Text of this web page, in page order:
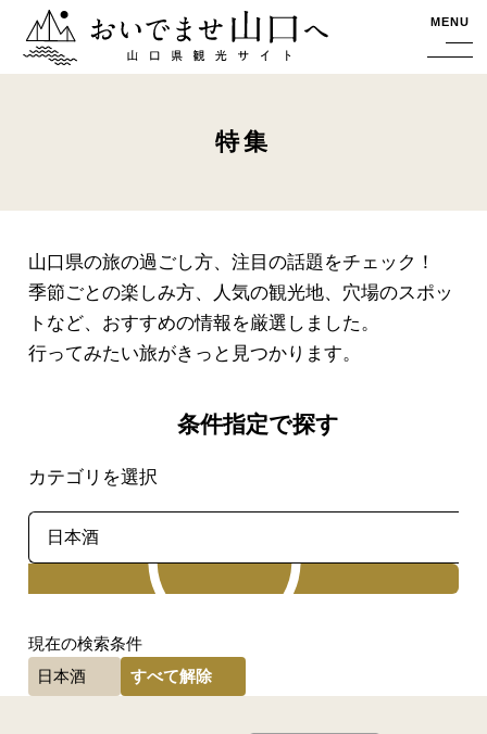
おいでませ山口へー山口県観光サイト MENU
特集
山口県の旅の過ごし方、注目の話題をチェック！
季節ごとの楽しみ方、人気の観光地、穴場のスポッ
トなど、おすすめの情報を厳選しました。
行ってみたい旅がきっと見つかります。
条件指定で探す
カテゴリを選択
現在の検索条件
日本酒
すべて解除